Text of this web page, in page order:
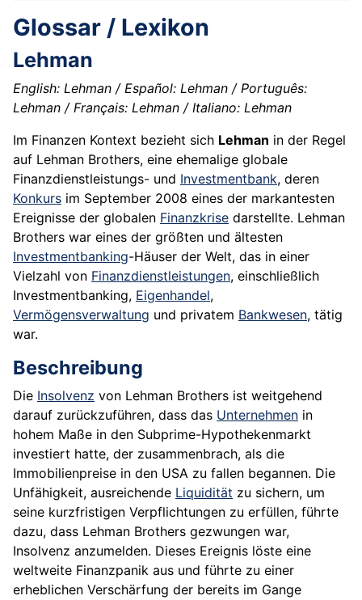
Glossar / Lexikon
Lehman
English: Lehman / Español: Lehman / Português:
Lehman / Français: Lehman / Italiano: Lehman
Im Finanzen Kontext bezieht sich Lehman in der Regel
auf Lehman Brothers, eine ehemalige globale
Finanzdienstleistungs- und Investmentbank, deren
Konkurs im September 2008 eines der markantesten
Ereignisse der globalen Finanzkrise darstellte. Lehman
Brothers war eines der größten und ältesten
Investmentbanking-Häuser der Welt, das in einer
Vielzahl von Finanzdienstleistungen, einschließlich
Investmentbanking, Eigenhandel,
Vermögensverwaltung und privatem Bankwesen, tätig
war.
Beschreibung
Die Insolvenz von Lehman Brothers ist weitgehend
darauf zurückzuführen, dass das Unternehmen in
hohem Maße in den Subprime-Hypothekenmarkt
investiert hatte, der zusammenbrach, als die
Immobilienpreise in den USA zu fallen begannen. Die
Unfähigkeit, ausreichende Liquidität zu sichern, um
seine kurzfristigen Verpflichtungen zu erfüllen, führte
dazu, dass Lehman Brothers gezwungen war,
Insolvenz anzumelden. Dieses Ereignis löste eine
weltweite Finanzpanik aus und führte zu einer
erheblichen Verschärfung der bereits im Gange